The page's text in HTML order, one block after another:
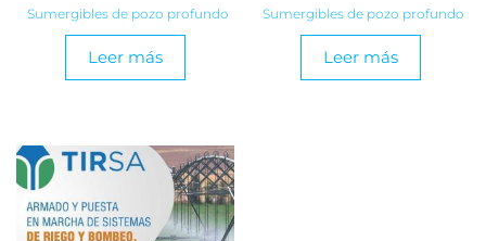
Sumergibles de pozo profundo
Leer más
Sumergibles de pozo profundo
Leer más